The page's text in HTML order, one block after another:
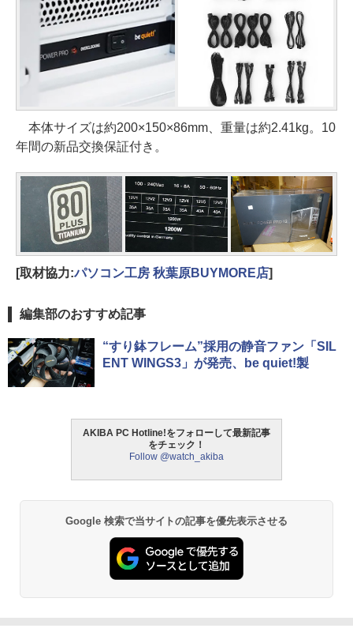
本体サイズは約200×150×86mm、重量は約2.41kg。10
年間の新品交換保証付き。
[取材協力:パソコン工房 秋葉原BUYMORE店]
編集部のおすすめ記事
“すり鉢フレーム”採用の静音ファン「SIL
ENT WINGS3」が発売、be quiet!製
AKIBA PC Hotline!をフォローして最新記事
をチェック！
Follow @watch_akiba
Google 検索で当サイトの記事を優先表示させる